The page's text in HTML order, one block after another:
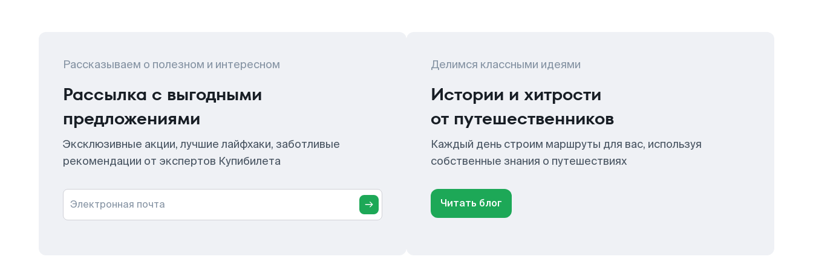
Рассказываем о полезном и интересном
Рассылка с выгодными
предложениями
Эксклюзивные акции, лучшие лайфхаки, заботливые
рекомендации от экспертов Купибилета
Электронная почта
Делимся классными идеями
Истории и хитрости
от путешественников
Каждый день строим маршруты для вас, используя
собственные знания о путешествиях
Читать блог